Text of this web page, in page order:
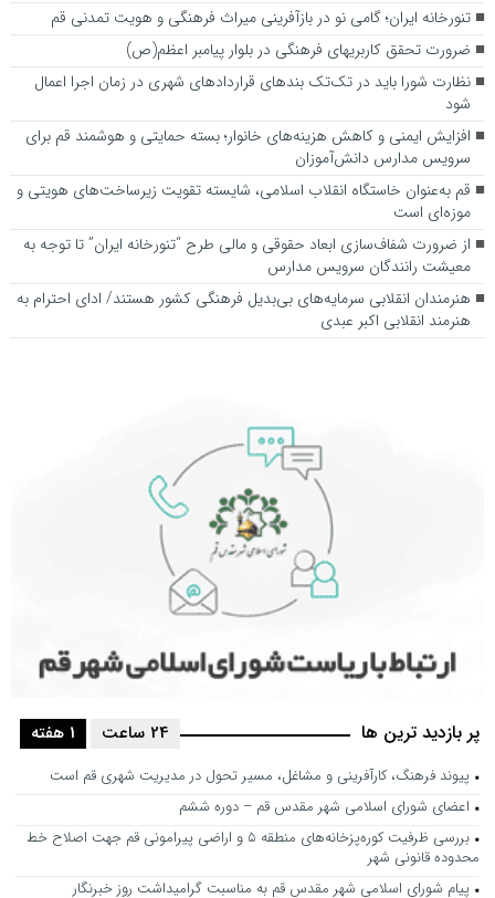
تنورخانه ایران؛ گامی نو در بازآفرینی میراث فرهنگی و هویت تمدنی قم
ضرورت تحقق کاربری­های فرهنگی در بلوار پیامبر اعظم(ص)
نظارت شورا باید در تک‌تک بندهای قراردادهای شهری در زمان اجرا اعمال
شود
افزایش ایمنی و کاهش هزینه‌های خانوار؛ بسته حمایتی و هوشمند قم برای
سرویس مدارس دانش‌آموزان
قم به‌عنوان خاستگاه انقلاب اسلامی، شایسته تقویت زیرساخت‌های هویتی و
موزه‌ای است
از ضرورت شفاف‌سازی ابعاد حقوقی و مالی طرح “تنورخانه ایران” تا توجه به
معیشت رانندگان سرویس مدارس
هنرمندان انقلابی سرمایه‌های بی‌بدیل فرهنگی کشور هستند/ ادای احترام به
هنرمند انقلابی اکبر عبدی
پر بازدید ترین ها 1 هفته 24 ساعت
پیوند فرهنگ، کارآفرینی و مشاغل، مسیر تحول در مدیریت شهری قم است
اعضای شورای اسلامی شهر مقدس قم – دوره ششم
بررسی ظرفیت کوره‌پزخانه‌های منطقه ۵ و اراضی پیرامونی قم جهت اصلاح خط
محدوده قانونی شهر
پیام شورای اسلامی شهر مقدس قم به مناسبت گرامیداشت روز خبرنگار